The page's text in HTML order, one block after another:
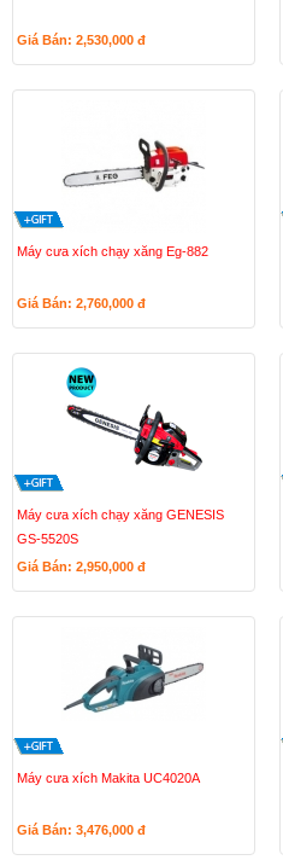
Giá Bán: 2,530,000 đ
Máy cưa xích chạy xăng Eg-882
Giá Bán: 2,760,000 đ
Máy cưa xích chạy xăng GENESIS
GS-5520S
Giá Bán: 2,950,000 đ
Máy cưa xích Makita UC4020A
Giá Bán: 3,476,000 đ